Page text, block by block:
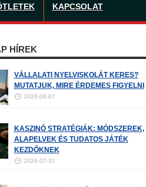
KAPCSOLAT
HÍREK
VÁLLALATI NYELVISKOLÁT KERES?
MUTATJUK, MIRE ÉRDEMES FIGYELNI
2026-08-07
KASZINÓ STRATÉGIÁK: MÓDSZEREK,
ALAPELVEK ÉS TUDATOS JÁTÉK
KEZDŐKNEK
2026-07-31